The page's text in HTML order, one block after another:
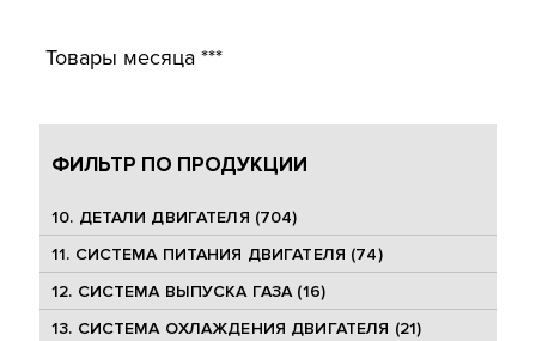
Товары месяца ***
ФИЛЬТР ПО ПРОДУКЦИИ
10. ДЕТАЛИ ДВИГАТЕЛЯ (704)
11. СИСТЕМА ПИТАНИЯ ДВИГАТЕЛЯ (74)
12. СИСТЕМА ВЫПУСКА ГАЗА (16)
13. СИСТЕМА ОХЛАЖДЕНИЯ ДВИГАТЕЛЯ (21)